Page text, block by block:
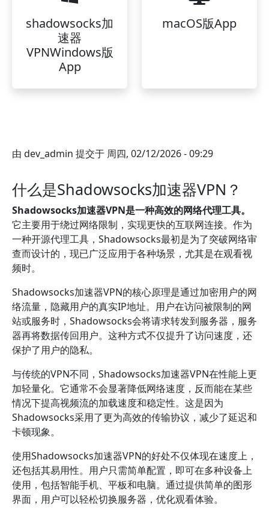
shadowsocks加
速器
VPNWindows版
App
macOS版App
由 dev_admin 提交于 周四, 02/12/2026 - 09:29
什么是Shadowsocks加速器VPN？
Shadowsocks加速器VPN是一种高效的网络代理工具。
它主要用于绕过网络限制，实现更快的互联网连接。作为
一种开源代理工具，Shadowsocks最初是为了突破网络审
查而设计的，现已广泛应用于各种场景，尤其是在观看视
频时。
Shadowsocks加速器VPN的核心原理是通过加密用户的网
络流量，隐藏用户的真实IP地址。用户在访问被限制的网
站或服务时，Shadowsocks会将请求转发到服务器，服务
器再将数据传回用户。这种方式不仅提升了访问速度，还
保护了用户的隐私。
与传统的VPN不同，Shadowsocks加速器VPN在性能上更
加轻量化。它通常不会显著降低网络速度，反而能在某些
情况下提高视频流的加载速度和稳定性。这是因为
Shadowsocks采用了更为高效的传输协议，减少了延迟和
卡顿现象。
使用Shadowsocks加速器VPN的好处不仅体现在速度上，
还包括其易用性。用户只需简单配置，即可在多种设备上
使用，包括智能手机、平板和电脑。通过提供简单的图形
界面，用户可以轻松切换服务器，优化观看体验。